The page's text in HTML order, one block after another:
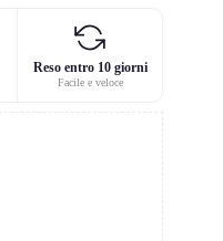
Reso entro 10 giorni
Facile e veloce